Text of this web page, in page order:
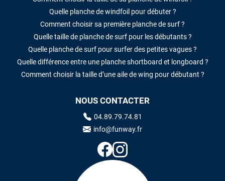
Quelle planche de windfoil pour débuter ?
Comment choisir sa première planche de surf ?
Quelle taille de planche de surf pour les débutants ?
Quelle planche de surf pour surfer des petites vagues ?
Quelle différence entre une planche shortboard et longboard ?
Comment choisir la taille d’une aile de wing pour débutant ?
NOUS CONTACTER
04.89.79.74.81
info@funway.fr